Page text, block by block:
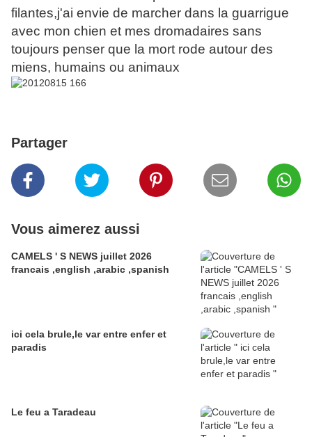
filantes,j'ai envie de marcher dans la guarrigue
avec mon chien et mes dromadaires sans
toujours penser que la mort rode autour des
miens, humains ou animaux
Partager
Vous aimerez aussi
CAMELS ' S NEWS juillet 2026
francais ,english ,arabic ,spanish
ici cela brule,le var entre enfer et
paradis
Le feu a Taradeau